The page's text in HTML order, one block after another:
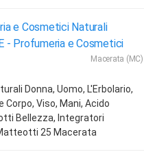
e Cosmetici Naturali
- Profumeria e Cosmetici
Macerata (MC)
Donna, Uomo, L'Erbolario,
Corpo, Viso, Mani, Acido
Bellezza, Integratori
25 Macerata